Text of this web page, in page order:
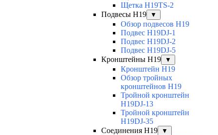
Щетка H19TS-2
Подвесы H19
▼
Обзор подвесов H19
Подвес H19DJ-1
Подвес H19DJ-2
Подвес H19DJ-5
Кронштейны H19
▼
Кронштейн H19
Обзор тройных
кронштейнов H19
Тройной кронштейн
H19DJ-13
Тройной кронштейн
H19DJ-35
Соединения H19
▼